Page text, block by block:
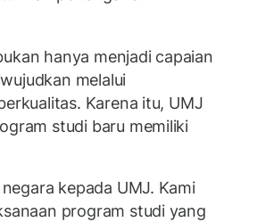
hanya menjadi capaian
melalui
Karena itu, UMJ
studi baru memiliki
kepada UMJ. Kami
program studi yang